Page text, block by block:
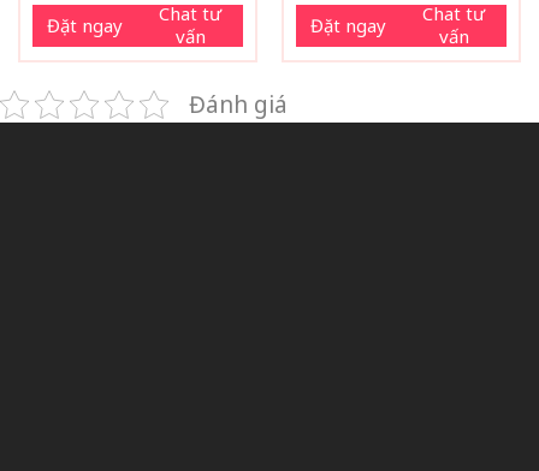
Đặt ngay
Chat tư
vấn
Đặt ngay
Chat tư
vấn
Đánh giá